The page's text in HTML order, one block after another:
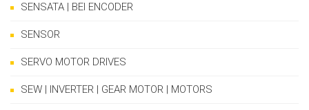
SENSATA | BEI ENCODER
SENSOR
SERVO MOTOR DRIVES
SEW | INVERTER | GEAR MOTOR | MOTORS